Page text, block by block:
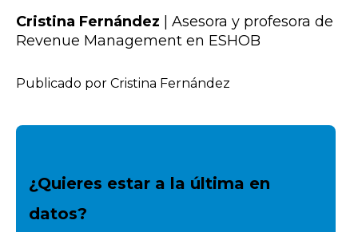
Cristina Fernández
Asesora y profesora de
Revenue Management en ESHOB
Publicado por Cristina Fernández
¿Quieres estar a la última en
datos?